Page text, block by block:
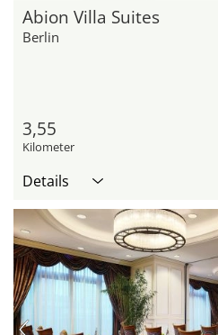
Abion Villa Suites
Berlin
3,55
Kilometer
Details